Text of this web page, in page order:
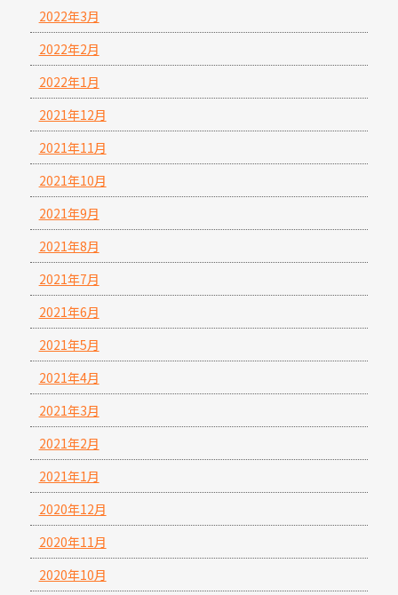
2022年3月
2022年2月
2022年1月
2021年12月
2021年11月
2021年10月
2021年9月
2021年8月
2021年7月
2021年6月
2021年5月
2021年4月
2021年3月
2021年2月
2021年1月
2020年12月
2020年11月
2020年10月